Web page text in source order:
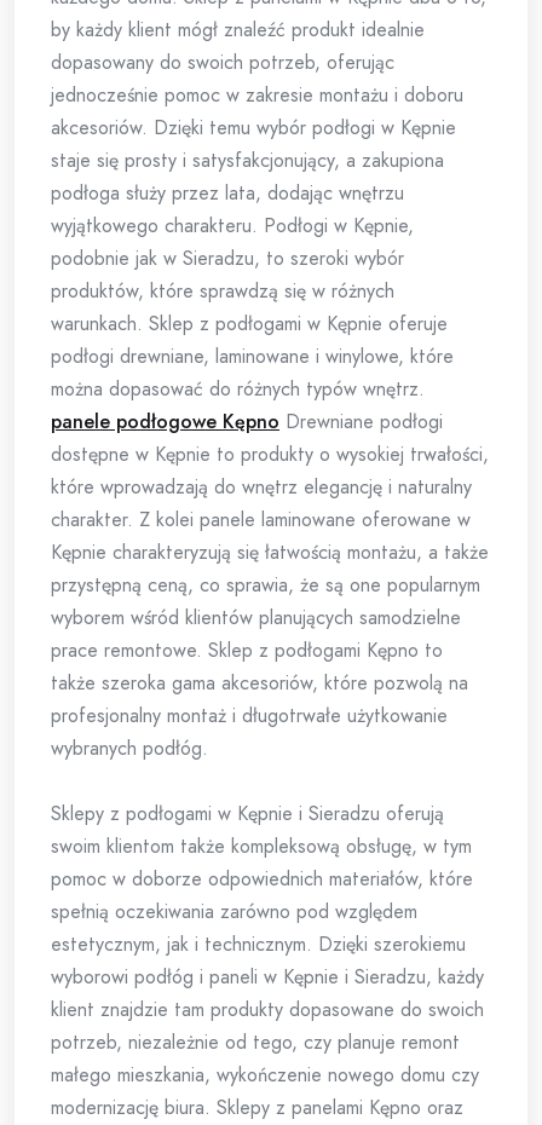
by każdy klient mógł znaleźć produkt idealnie
dopasowany do swoich potrzeb, oferując
jednocześnie pomoc w zakresie montażu i doboru
akcesoriów. Dzięki temu wybór podłogi w Kępnie
staje się prosty i satysfakcjonujący, a zakupiona
podłoga służy przez lata, dodając wnętrzu
wyjątkowego charakteru. Podłogi w Kępnie,
podobnie jak w Sieradzu, to szeroki wybór
produktów, które sprawdzą się w różnych
warunkach. Sklep z podłogami w Kępnie oferuje
podłogi drewniane, laminowane i winylowe, które
można dopasować do różnych typów wnętrz.
panele podłogowe Kępno Drewniane podłogi
dostępne w Kępnie to produkty o wysokiej trwałości,
które wprowadzają do wnętrz elegancję i naturalny
charakter. Z kolei panele laminowane oferowane w
Kępnie charakteryzują się łatwością montażu, a także
przystępną ceną, co sprawia, że są one popularnym
wyborem wśród klientów planujących samodzielne
prace remontowe. Sklep z podłogami Kępno to
także szeroka gama akcesoriów, które pozwolą na
profesjonalny montaż i długotrwałe użytkowanie
wybranych podłóg.
Sklepy z podłogami w Kępnie i Sieradzu oferują
swoim klientom także kompleksową obsługę, w tym
pomoc w doborze odpowiednich materiałów, które
spełnią oczekiwania zarówno pod względem
estetycznym, jak i technicznym. Dzięki szerokiemu
wyborowi podłóg i paneli w Kępnie i Sieradzu, każdy
klient znajdzie tam produkty dopasowane do swoich
potrzeb, niezależnie od tego, czy planuje remont
małego mieszkania, wykończenie nowego domu czy
modernizację biura. Sklepy z panelami Kępno oraz